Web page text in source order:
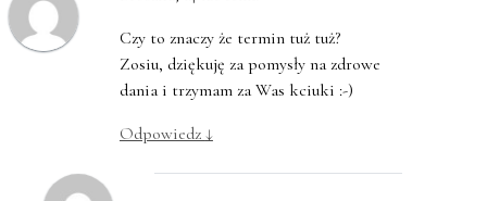
Czy to znaczy że termin tuż tuż?
Zosiu, dziękuję za pomysły na zdrowe
dania i trzymam za Was kciuki :-)
Odpowiedz ↓